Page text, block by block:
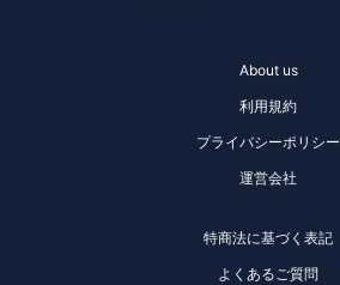
About us
利用規約
プライバシーポリシー
運営会社
特商法に基づく表記
よくあるご質問